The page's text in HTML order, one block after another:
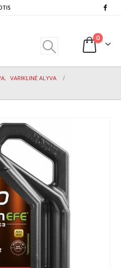
0
, VARIKLINĖ ALYVA